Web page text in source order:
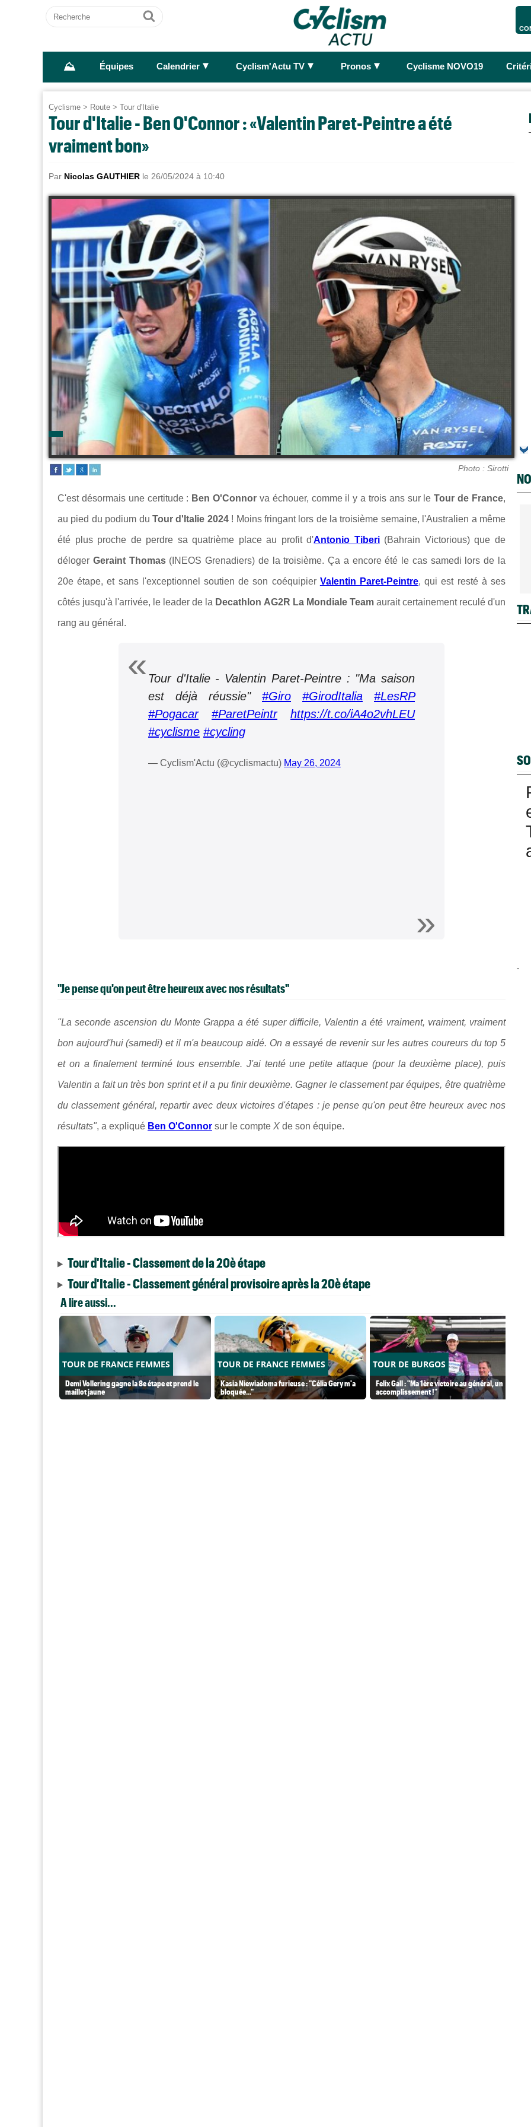
Recherche
Ok
⛰ Équipes Calendrier ► Cyclism'Actu TV ► Pronos ► Cyclisme NOVO19
Cyclisme > Route > Tour d'Italie
Tour d'Italie - Ben O'Connor : «Valentin Paret-Peintre a été
vraiment bon»
Par Nicolas GAUTHIER le 26/05/2024 à 10:40
Photo : Sirotti
C'est désormais une certitude : Ben O'Connor va échouer, comme il y a trois ans sur leTour de France,
au pied du podium du Tour d'Italie 2024! Moins fringant lors de la troisième semaine, l'Australien a même
été plus proche de perdre sa quatrième place au profit d'Antonio Tiberi(Bahrain Victorious) que de
déloger Geraint Thomas(INEOS Grenadiers) de la troisième. Ça a encore été le cas samedi lors de la
20e étape, et sans l'exceptionnel soutien de son coéquipier Valentin Paret-Peintre, qui est resté à ses
côtés jusqu'à l'arrivée, le leader de la Decathlon AG2R La Mondiale Teamaurait certainement reculé d'un
rang au général.
Tour d'Italie - Valentin Paret-Peintre : "Ma saison
est déjà réussie" #Giro #GirodItalia
#LesRP
#Pogacar
#ParetPeintr
https://t.co/iA4o2vhLEU
#cyclisme #cycling
— Cyclism'Actu (@cyclismactu) May 26, 2024
"Je pense qu'on peut être heureux avec nos résultats"
"La seconde ascension du Monte Grappa a été super difficile, Valentin a été vraiment, vraiment, vraiment
bon aujourd'hui (samedi) et il m'a beaucoup aidé. On a essayé de revenir sur les autres coureurs du top 5
et on a finalement terminé tous ensemble. J'ai tenté une petite attaque (pour la deuxième place), puis
Valentin a fait un très bon sprint et il a pu finir deuxième. Gagner le classement par équipes, être quatrième
du classement général, repartir avec deux victoires d'étapes : je pense qu'on peut être heureux avec nos
résultats", a expliqué Ben O'Connor sur le compte X de son équipe.
Tour d'Italie - Classement de la 20è étape
Tour d'Italie - Classement général provisoire après la 20è étape
A lire aussi...
TOUR DE FRANCE FEMMES
Demi Vollering gagne la 8e étape et prend le
maillot jaune
TOUR DE FRANCE FEMMES
Kasia Niewiadoma furieuse : "Célia Gery m'a
bloquée..."
TOUR DE BURGOS
Felix Gall : "Ma 1ère victoire au général, un
accomplissement !"
-